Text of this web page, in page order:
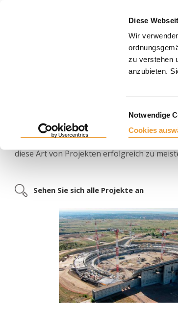
Diese
Wir
zu verstehen
anzubieten.
Notwendige
Cookies
Sportanlagen
SPORTANLAGEN
Dabei handelt es sich um Großprojekte,
Sichtbetonoberflächen und
diese Art von Projekten erfolgreich zu
Sehen Sie sich alle Projekte an